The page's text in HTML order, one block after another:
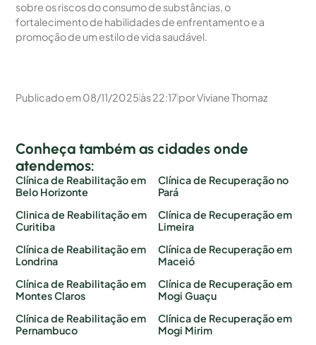
sobre os riscos do consumo de substâncias, o
fortalecimento de habilidades de enfrentamento e a
promoção de um estilo de vida saudável.
Publicado em 08/11/2025às22:17porViviane Thomaz
Conheça também as cidades onde
atendemos:
Clínica de Reabilitação em
Belo Horizonte
Clinica de Reabilitação em
Curitiba
Clínica de Reabilitação em
Londrina
Clínica de Reabilitação em
Montes Claros
Clínica de Reabilitação em
Pernambuco
Clínica de Recuperação no
Pará
Clínica de Recuperação em
Limeira
Clínica de Recuperação em
Maceió
Clínica de Recuperação em
Mogi Guaçu
Clínica de Recuperação em
Mogi Mirim